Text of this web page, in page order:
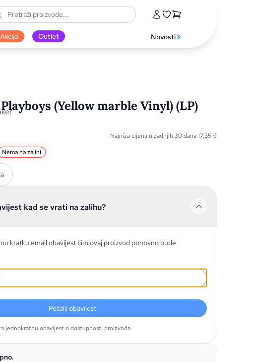
Akcija Outlet Novosti
(Yellow marble Vinyl) (LP)
Najniža cijena u zadnjih 30 dana17,35€
Nema na zalihi
kad se vrati na zalihu?
kratku email obavijest čim ovaj proizvod ponovno bude
Pošalji obavijest
jednokratnu obavijest o dostupnosti proizvoda.